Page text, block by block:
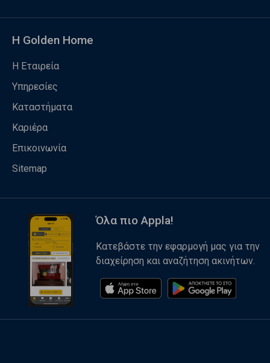
Η Golden Home
Η Εταιρεία
Υπηρεσίες
Καταστήματα
Καριέρα
Επικοινωνία
Sitemap
Όλα πιο Appla!
Κατεβάστε την εφαρμογή μας για την
διαχείρηση και αναζήτηση ακινήτων.